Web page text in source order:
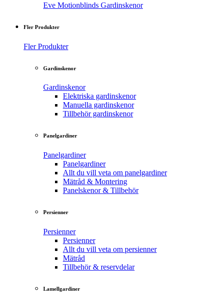
Eve Motionblinds Gardinskenor
Fler Produkter
Fler Produkter
Gardinskenor
Gardinskenor
Elektriska gardinskenor
Manuella gardinskenor
Tillbehör gardinskenor
Panelgardiner
Panelgardiner
Panelgardiner
Allt du vill veta om panelgardiner
Mätråd & Montering
Panelskenor & Tillbehör
Persienner
Persienner
Persienner
Allt du vill veta om persienner
Mätråd
Tillbehör & reservdelar
Lamellgardiner